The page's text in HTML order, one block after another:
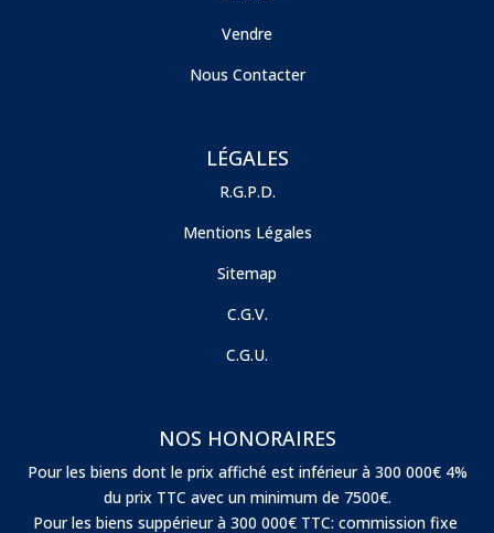
Vendre
Nous Contacter
LÉGALES
R.G.P.D.
Mentions Légales
Sitemap
C.G.V.
C.G.U.
NOS HONORAIRES
Pour les biens dont le prix affiché est inférieur à 300 000€ 4%
du prix TTC avec un minimum de 7500€.
Pour les biens suppérieur à 300 000€ TTC: commission fixe